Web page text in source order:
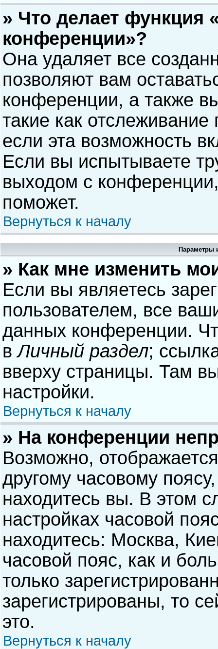
» Что делает функция
конференции»?
Она удаляет все
позволяют вам
конференции, а также
такие как
если эта возможность
Если вы испытываете
выходом с
поможет.
Вернуться к началу
Параметры
» Как мне изменить
Если вы являетесь
пользователем, все
данных конференции.
вЛичный раздел;
вверху страницы. Там
настройки.
Вернуться к началу
» На конференции
Возможно,
другому часовому
находитесь вы. В этом
настройках часовой
находитесь: Москва,
часовой пояс, как и
только
зарегистрированы, то
это.
Вернуться к началу